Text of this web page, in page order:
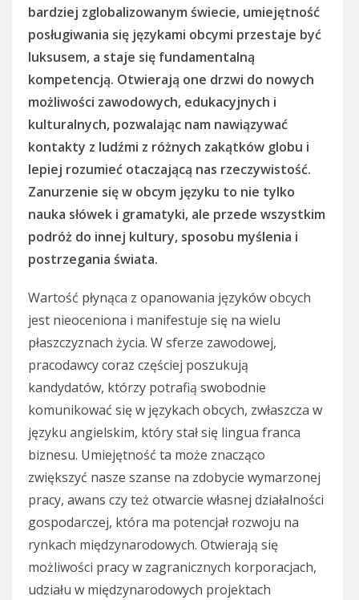
bardziej zglobalizowanym świecie, umiejętność
posługiwania się językami obcymi przestaje być
luksusem, a staje się fundamentalną
kompetencją. Otwierają one drzwi do nowych
możliwości zawodowych, edukacyjnych i
kulturalnych, pozwalając nam nawiązywać
kontakty z ludźmi z różnych zakątków globu i
lepiej rozumieć otaczającą nas rzeczywistość.
Zanurzenie się w obcym języku to nie tylko
nauka słówek i gramatyki, ale przede wszystkim
podróż do innej kultury, sposobu myślenia i
postrzegania świata.
Wartość płynąca z opanowania języków obcych
jest nieoceniona i manifestuje się na wielu
płaszczyznach życia. W sferze zawodowej,
pracodawcy coraz częściej poszukują
kandydatów, którzy potrafią swobodnie
komunikować się w językach obcych, zwłaszcza w
języku angielskim, który stał się lingua franca
biznesu. Umiejętność ta może znacząco
zwiększyć nasze szanse na zdobycie wymarzonej
pracy, awans czy też otwarcie własnej działalności
gospodarczej, która ma potencjał rozwoju na
rynkach międzynarodowych. Otwierają się
możliwości pracy w zagranicznych korporacjach,
udziału w międzynarodowych projektach